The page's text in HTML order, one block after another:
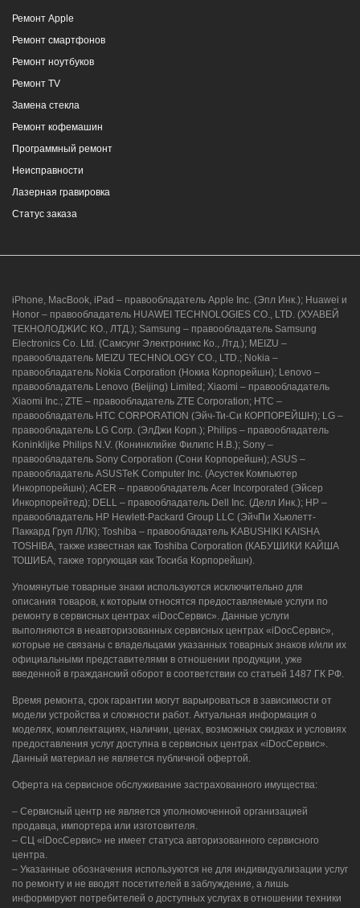
г. Новороссийск, ул. Героев Десантников,
2/4
8 (964) 914-44-74
г. Новороссийск, ул. Героев Десантников,
г. Новороссийск, ул. Героев Десантников,
2/3
8 (964) 914-44-74(с 9:00 до 20:00)
Ремонт Apple
Ремонт смартфонов
Ремонт ноутбуков
Ремонт TV
Замена стекла
Ремонт кофемашин
Программный ремонт
Неисправности
Лазерная гравировка
Статус заказа
iPhone, MacBook, iPad – правообладатель Apple Inc. (Эпл Инк.); Huawei и
Honor – правообладатель HUAWEI TECHNOLOGIES CO., LTD. (ХУАВЕЙ
ТЕКНОЛОДЖИС КО., ЛТД.); Samsung – правообладатель Samsung
Electronics Co. Ltd. (Самсунг Электроникс Ко., Лтд.); MEIZU –
правообладатель MEIZU TECHNOLOGY CO., LTD.; Nokia –
правообладатель Nokia Corporation (Нокиа Корпорейшн); Lenovo –
правообладатель Lenovo (Beijing) Limited; Xiaomi – правообладатель
Xiaomi Inc.; ZTE – правообладатель ZTE Corporation; HTC –
правообладатель HTC CORPORATION (Эйч-Ти-Си КОРПОРЕЙШН); LG –
правообладатель LG Corp. (ЭлДжи Корп.); Philips – правообладатель
Koninklijke Philips N.V. (Конинклийке Филипс Н.В.); Sony –
правообладатель Sony Corporation (Сони Корпорейшн); ASUS –
правообладатель ASUSTeK Computer Inc. (Асустек Компьютер
Инкорпорейшн); ACER – правообладатель Acer Incorporated (Эйсер
Инкорпорейтед); DELL – правообладатель Dell Inc. (Делл Инк.); HP –
правообладатель HP Hewlett-Packard Group LLC (ЭйчПи Хьюлетт-
Паккард Груп ЛЛК); Toshiba – правообладатель KABUSHIKI KAISHA
TOSHIBA, также известная как Toshiba Corporation (КАБУШИКИ КАЙША
ТОШИБА, также торгующая как Тосиба Корпорейшн).
Упомянутые товарные знаки используются исключительно для
описания товаров, к которым относятся предоставляемые услуги по
ремонту в сервисных центрах «iDocСервис». Данные услуги
выполняются в неавторизованных сервисных центрах «iDocСервис»,
которые не связаны с владельцами указанных товарных знаков и/или их
официальными представителями в отношении продукции, уже
введенной в гражданский оборот в соответствии со статьей 1487 ГК РФ.
Время ремонта, срок гарантии могут варьироваться в зависимости от
модели устройства и сложности работ. Актуальная информация о
моделях, комплектациях, наличии, ценах, возможных скидках и условиях
предоставления услуг доступна в сервисных центрах «iDocСервис».
Данный материал не является публичной офертой.
Оферта на сервисное обслуживание застрахованного имущества:
– Сервисный центр не является уполномоченной организацией
продавца, импортера или изготовителя.
– СЦ «iDocСервис» не имеет статуса авторизованного сервисного
центра.
– Указанные обозначения используются не для индивидуализации услуг
по ремонту и не вводят посетителей в заблуждение, а лишь
информируют потребителей о доступных услугах в отношении техники